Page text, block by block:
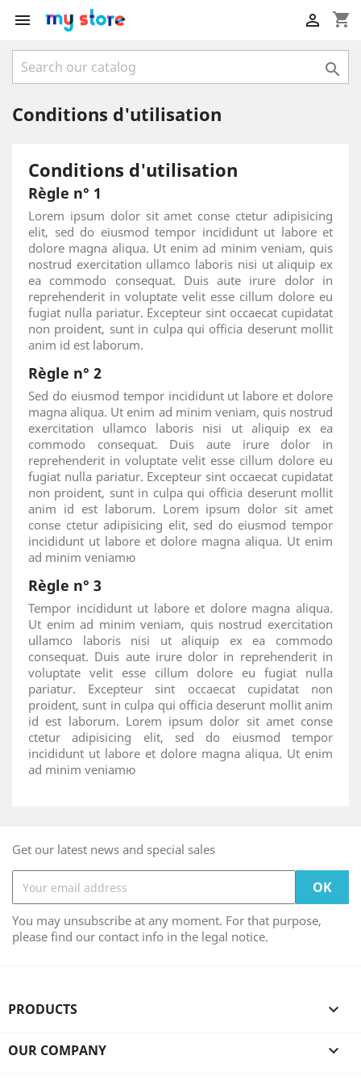
 shopping_cart


Conditions d'utilisation
Conditions d'utilisation
Règle n° 1
Lorem ipsum dolor sit amet conse ctetur adipisicing
elit, sed do eiusmod tempor incididunt ut labore et
dolore magna aliqua. Ut enim ad minim veniam, quis
nostrud exercitation ullamco laboris nisi ut aliquip ex
ea commodo consequat. Duis aute irure dolor in
reprehenderit in voluptate velit esse cillum dolore eu
fugiat nulla pariatur. Excepteur sint occaecat cupidatat
non proident, sunt in culpa qui officia deserunt mollit
anim id est laborum.
Règle n° 2
Sed do eiusmod tempor incididunt ut labore et dolore
magna aliqua. Ut enim ad minim veniam, quis nostrud
exercitation ullamco laboris nisi ut aliquip ex ea
commodo consequat. Duis aute irure dolor in
reprehenderit in voluptate velit esse cillum dolore eu
fugiat nulla pariatur. Excepteur sint occaecat cupidatat
non proident, sunt in culpa qui officia deserunt mollit
anim id est laborum. Lorem ipsum dolor sit amet
conse ctetur adipisicing elit, sed do eiusmod tempor
incididunt ut labore et dolore magna aliqua. Ut enim
ad minim veniamю
Règle n° 3
Tempor incididunt ut labore et dolore magna aliqua.
Ut enim ad minim veniam, quis nostrud exercitation
ullamco laboris nisi ut aliquip ex ea commodo
consequat. Duis aute irure dolor in reprehenderit in
voluptate velit esse cillum dolore eu fugiat nulla
pariatur. Excepteur sint occaecat cupidatat non
proident, sunt in culpa qui officia deserunt mollit anim
id est laborum. Lorem ipsum dolor sit amet conse
ctetur adipisicing elit, sed do eiusmod tempor
incididunt ut labore et dolore magna aliqua. Ut enim
ad minim veniamю
Get our latest news and special sales
You may unsubscribe at any moment. For that purpose,
please find our contact info in the legal notice.
PRODUCTS 
OUR COMPANY 